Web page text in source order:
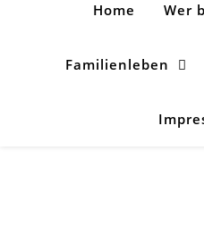
Home Wer
Familienleben